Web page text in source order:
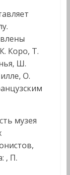
Коро, Т.
Ш.
О.
музея
, П.